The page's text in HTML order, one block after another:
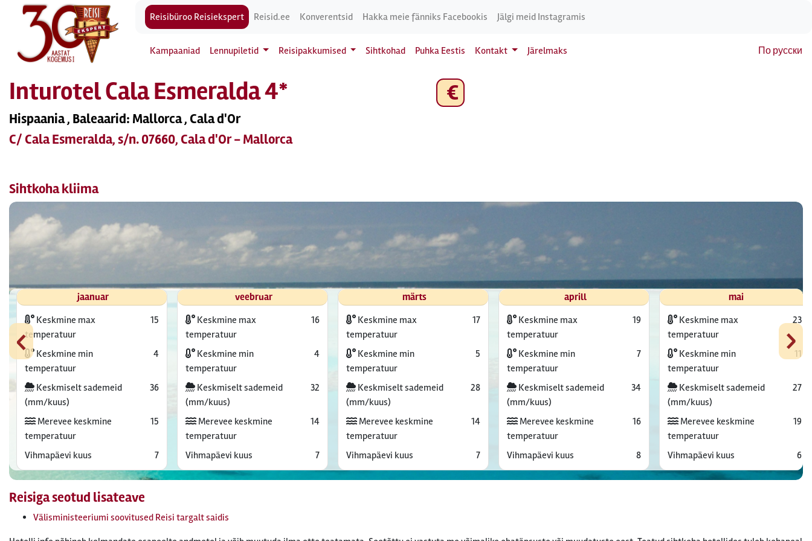
Reisibüroo Reisiekspert Reisid.ee Konverentsid Hakka meie fänniks Facebookis Jälgi meid Instagramis
Kampaaniad Lennupiletid Reisipakkumised Sihtkohad Puhka Eestis Kontakt Järelmaks По русски
Inturotel Cala Esmeralda 4*
Hispaania , Baleaarid: Mallorca , Cala d'Or
C/ Cala Esmeralda, s/n. 07660, Cala d'Or - Mallorca
€
Sihtkoha kliima
‹ ›
jaanuar
Keskmine max
temperatuur
15
Keskmine min
temperatuur
4
Keskmiselt sademeid
(mm/kuus)
36
Merevee keskmine
temperatuur
15
Vihmapäevi kuus 7
veebruar
Keskmine max
temperatuur
16
Keskmine min
temperatuur
4
Keskmiselt sademeid
(mm/kuus)
32
Merevee keskmine
temperatuur
14
Vihmapäevi kuus 7
märts
Keskmine max
temperatuur
17
Keskmine min
temperatuur
5
Keskmiselt sademeid
(mm/kuus)
28
Merevee keskmine
temperatuur
14
Vihmapäevi kuus 7
aprill
Keskmine max
temperatuur
19
Keskmine min
temperatuur
7
Keskmiselt sademeid
(mm/kuus)
34
Merevee keskmine
temperatuur
16
Vihmapäevi kuus 8
mai
Keskmine max
temperatuur
23
Keskmine min
temperatuur
11
Keskmiselt sademeid
(mm/kuus)
27
Merevee keskmine
temperatuur
19
Vihmapäevi kuus 6
Reisiga seotud lisateave
Välisministeeriumi soovitused Reisi targalt saidis